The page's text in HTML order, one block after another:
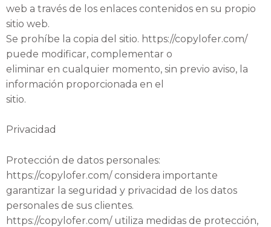
web a través de los enlaces contenidos en su propio
sitio web.
Se prohíbe la copia del sitio. https://copylofer.com/
puede modificar, complementar o
eliminar en cualquier momento, sin previo aviso, la
información proporcionada en el
sitio.
Privacidad
Protección de datos personales:
https://copylofer.com/ considera importante
garantizar la seguridad y privacidad de los datos
personales de sus clientes.
https://copylofer.com/ utiliza medidas de protección,